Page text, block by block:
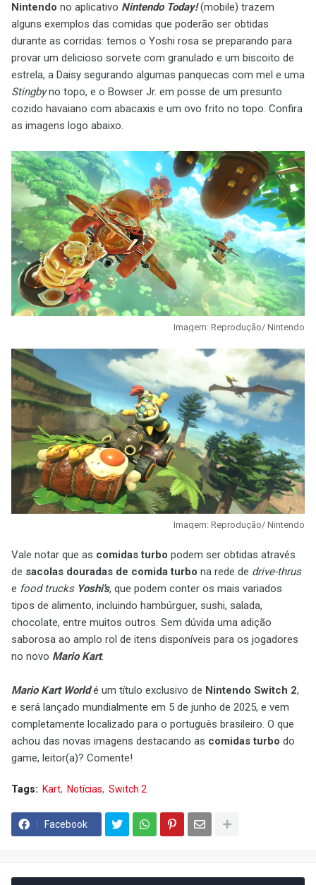
Nintendo no aplicativo Nintendo Today!(mobile) trazem
alguns exemplos das comidas que poderão ser obtidas
durante as corridas: temos o Yoshi rosa se preparando para
provar um delicioso sorvete com granulado e um biscoito de
estrela, a Daisy segurando algumas panquecas com mel e uma
Stingbyno topo, e o Bowser Jr. em posse de um presunto
cozido havaiano com abacaxis e um ovo frito no topo. Confira
as imagens logo abaixo.
Imagem: Reprodução/ Nintendo
Imagem: Reprodução/ Nintendo
Vale notar que as comidas turbo podem ser obtidas através
de sacolas douradas de comida turbo na rede de drive-thrus
e food trucks Yoshi's, que podem conter os mais variados
tipos de alimento, incluindo hambúrguer, sushi, salada,
chocolate, entre muitos outros. Sem dúvida uma adição
saborosa ao amplo rol de itens disponíveis para os jogadores
no novo Mario Kart.
Mario Kart Worldé um título exclusivo de Nintendo Switch 2,
e será lançado mundialmente em 5 de junho de 2025, e vem
completamente localizado para o português brasileiro. O que
achou das novas imagens destacando as comidas turbo do
game, leitor(a)? Comente!
Tags: Kart Notícias Switch 2
Facebook